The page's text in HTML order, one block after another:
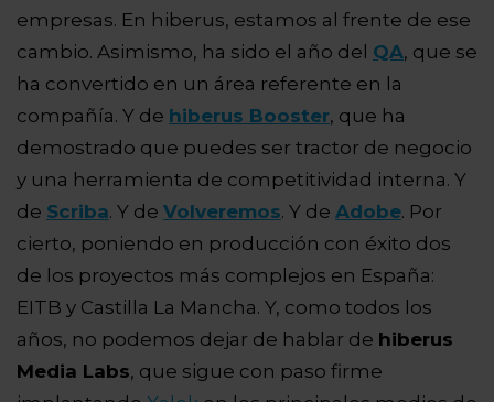
empresas. En hiberus, estamos al frente de ese
cambio. Asimismo, ha sido el año del QA, que se
ha convertido en un área referente en la
compañía. Y de hiberus Booster, que ha
demostrado que puedes ser tractor de negocio
y una herramienta de competitividad interna. Y
de Scriba. Y de Volveremos. Y de Adobe. Por
cierto, poniendo en producción con éxito dos
de los proyectos más complejos en España:
EITB y Castilla La Mancha. Y, como todos los
años, no podemos dejar de hablar de hiberus
Media Labs, que sigue con paso firme